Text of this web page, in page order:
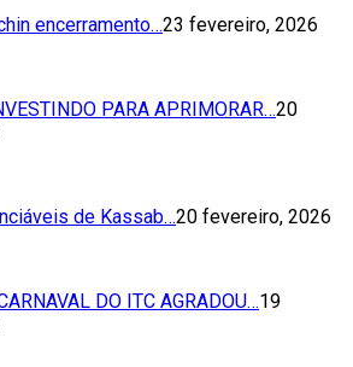
encerramento…23 fevereiro, 2026
PARA APRIMORAR…20
de Kassab…20 fevereiro, 2026
DO ITC AGRADOU…19